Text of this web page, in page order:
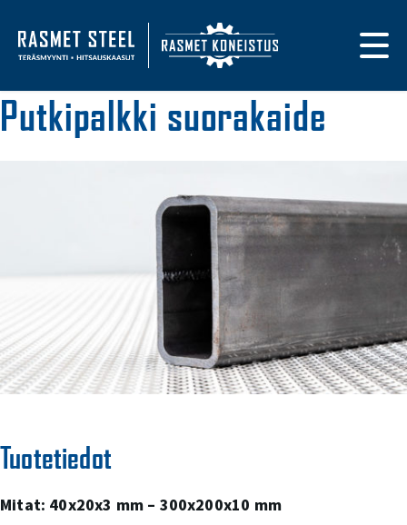
Etusivulle Primary
Putkipalkki suorakaide
Tuotetiedot
Mitat: 40x20x3 mm – 300x200x10 mm